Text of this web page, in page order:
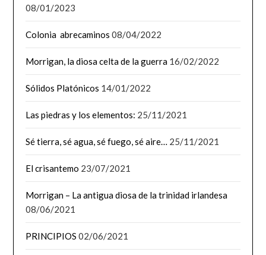
08/01/2023
Colonia abrecaminos 08/04/2022
Morrigan, la diosa celta de la guerra 16/02/2022
Sólidos Platónicos 14/01/2022
Las piedras y los elementos: 25/11/2021
Sé tierra, sé agua, sé fuego, sé aire… 25/11/2021
El crisantemo 23/07/2021
Morrigan – La antigua diosa de la trinidad irlandesa
08/06/2021
PRINCIPIOS 02/06/2021